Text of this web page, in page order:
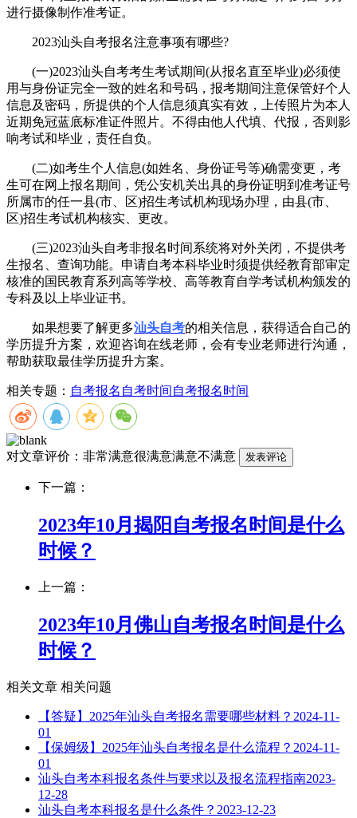
进行摄像制作准考证。
2023汕头自考报名注意事项有哪些?
(一)2023汕头自考考生考试期间(从报名直至毕业)必须使
用与身份证完全一致的姓名和号码，报考期间注意保管好个人
信息及密码，所提供的个人信息须真实有效，上传照片为本人
近期免冠蓝底标准证件照片。不得由他人代填、代报，否则影
响考试和毕业，责任自负。
(二)如考生个人信息(如姓名、身份证号等)确需变更，考
生可在网上报名期间，凭公安机关出具的身份证明到准考证号
所属市的任一县(市、区)招生考试机构现场办理，由县(市、
区)招生考试机构核实、更改。
(三)2023汕头自考非报名时间系统将对外关闭，不提供考
生报名、查询功能。申请自考本科毕业时须提供经教育部审定
核准的国民教育系列高等学校、高等教育自学考试机构颁发的
专科及以上毕业证书。
如果想要了解更多汕头自考的相关信息，获得适合自己的
学历提升方案，欢迎咨询在线老师，会有专业老师进行沟通，
帮助获取最佳学历提升方案。
相关专题： 自考报名 自考时间 自考报名时间
对文章评价： 非常满意很满意满意不满意
下一篇：
2023年10月揭阳自考报名时间是什么
时候？
上一篇：
2023年10月佛山自考报名时间是什么
时候？
相关文章 相关问题
【答疑】2025年汕头自考报名需要哪些材料？ 2024-11-
01
【保姆级】2025年汕头自考报名是什么流程？ 2024-11-
01
汕头自考本科报名条件与要求以及报名流程指南2023-
12-28
汕头自考本科报名是什么条件？ 2023-12-23